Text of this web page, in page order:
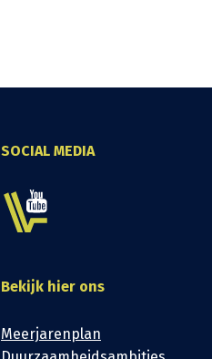
SOCIAL MEDIA
Bekijk hier ons
Meerjarenplan